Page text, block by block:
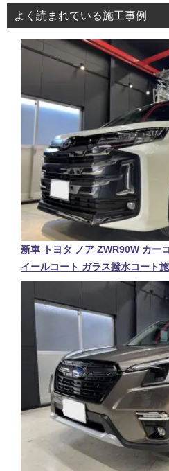
よく読まれている施工事例
新車 トヨタ ノア ZWR90W カー
イールコート ガラス撥水コート